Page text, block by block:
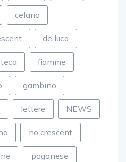
celano
de luca
fiamme
gambino
lettere NEWS
no crescent
paganese